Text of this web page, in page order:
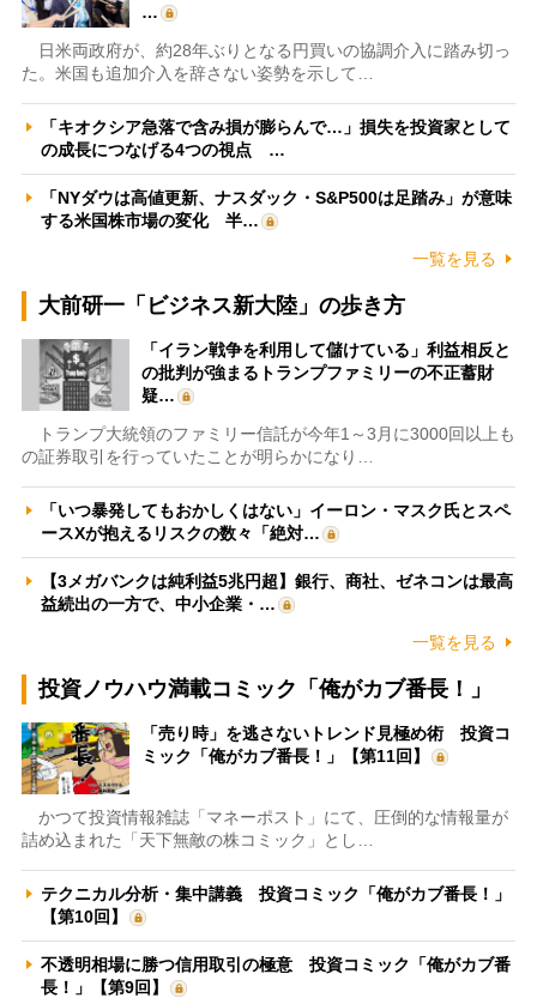
…
日米両政府が、約28年ぶりとなる円買いの協調介入に踏み切っ
た。米国も追加介入を辞さない姿勢を示して…
「キオクシア急落で含み損が膨らんで…」損失を投資家として
の成長につなげる4つの視点 …
「NYダウは高値更新、ナスダック・S&P500は足踏み」が意味
する米国株市場の変化 半…
一覧を見る
大前研一「ビジネス新大陸」の歩き方
「イラン戦争を利用して儲けている」利益相反と
の批判が強まるトランプファミリーの不正蓄財
疑…
トランプ大統領のファミリー信託が今年1～3月に3000回以上も
の証券取引を行っていたことが明らかになり…
「いつ暴発してもおかしくはない」イーロン・マスク氏とスペ
ースXが抱えるリスクの数々「絶対…
【3メガバンクは純利益5兆円超】銀行、商社、ゼネコンは最高
益続出の一方で、中小企業・…
一覧を見る
投資ノウハウ満載コミック「俺がカブ番長！」
「売り時」を逃さないトレンド見極め術 投資コ
ミック「俺がカブ番長！」【第11回】
かつて投資情報雑誌「マネーポスト」にて、圧倒的な情報量が
詰め込まれた「天下無敵の株コミック」とし…
テクニカル分析・集中講義 投資コミック「俺がカブ番長！」
【第10回】
不透明相場に勝つ信用取引の極意 投資コミック「俺がカブ番
長！」【第9回】